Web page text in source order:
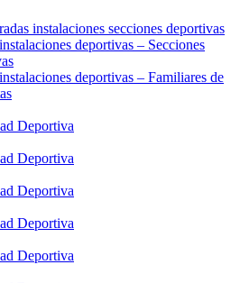
instalaciones secciones deportivas
deportivas – Secciones
deportivas – Familiares de
Deportiva
Deportiva
Deportiva
Deportiva
Deportiva